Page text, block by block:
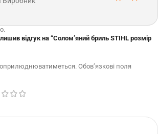
відгук на “Солом’яний бриль STIHL розмір
Обов’язкові поля